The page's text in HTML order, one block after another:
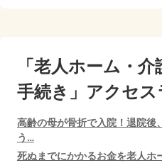
「老人ホーム・
手続き」アクセ
高齢の母が骨折で入院！退院後
う…
死ぬまでにかかるお金を老人ホ